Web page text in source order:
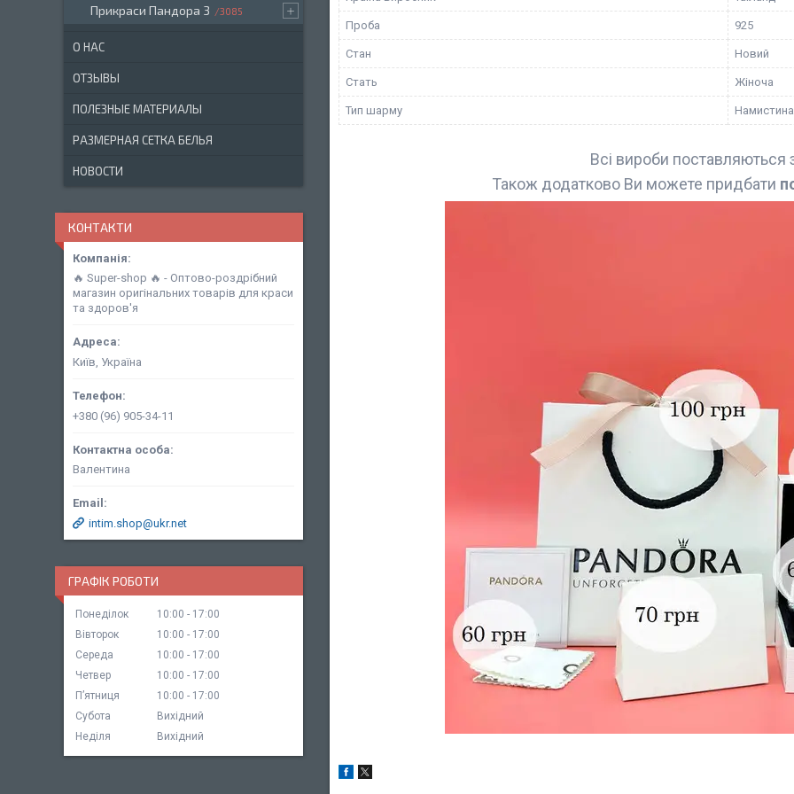
Проба 925
Стан Новий
Стать Жіноча
Тип шарму Намистина
Всі вироби поставляються
Також додатково Ви можете придбати
Прикраси Пандора 3 3085
О НАС
ОТЗЫВЫ
ПОЛЕЗНЫЕ МАТЕРИАЛЫ
РАЗМЕРНАЯ СЕТКА БЕЛЬЯ
НОВОСТИ
КОНТАКТИ
🔥 Super-shop 🔥 - Оптово-роздрібний
магазин оригінальних товарів для краси
та здоров'я
Київ, Україна
+380 (96) 905-34-11
Валентина
intim.shop@ukr.net
ГРАФІК РОБОТИ
Понеділок 10:00
17:00
Вівторок
10:00
17:00
Середа
10:00
17:00
Четвер
10:00
17:00
Пʼятниця
10:00
17:00
Субота
Вихідний
Неділя
Вихідний